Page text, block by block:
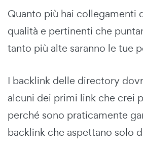
Quanto più hai collegamenti
qualità e pertinenti che
tanto più alte saranno le tue
I backlink delle directory
alcuni dei primi link che crei
perché sono praticamente
backlink che aspettano solo